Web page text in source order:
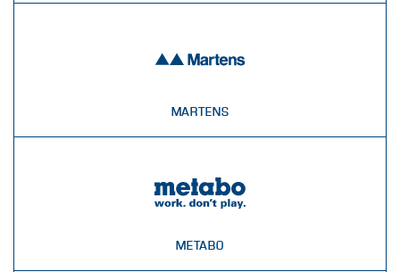
MARTENS
METABO